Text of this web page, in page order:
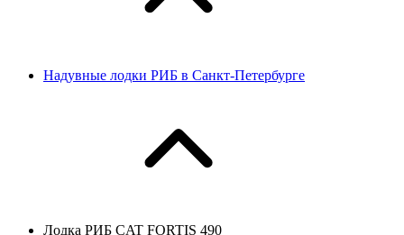
Надувные лодки РИБ в Санкт-Петербурге
Лодка РИБ CAT FORTIS 490